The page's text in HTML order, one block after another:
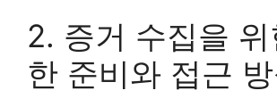
2. 증거 수집을 위
한 준비와 접근 방